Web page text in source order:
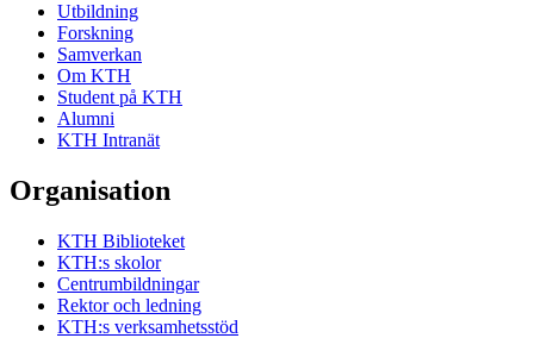
Utbildning
Forskning
Samverkan
Om KTH
Student på KTH
Alumni
KTH Intranät
Organisation
KTH Biblioteket
KTH:s skolor
Centrumbildningar
Rektor och ledning
KTH:s verksamhetsstöd